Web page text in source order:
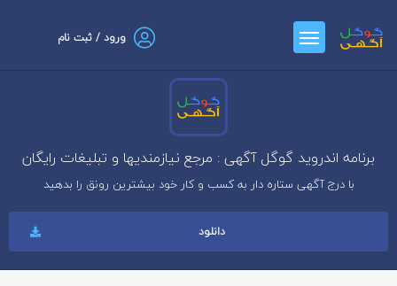
ورود / ثبت نام
برنامه اندروید گوگل آگهی : مرجع نیازمندیها و تبلیغات رایگان
با درج آگهی ستاره دار به کسب و کار خود بیشترین رونق را بدهید
دانلود